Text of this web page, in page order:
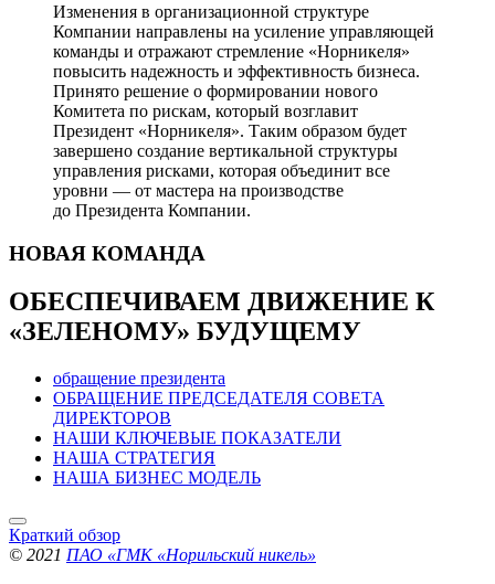
Изменения в организационной структуре
Компании направлены на усиление управляющей
команды и отражают стремление «Норникеля»
повысить надежность и эффективность бизнеса.
Принято решение о формировании нового
Комитета по рискам, который возглавит
Президент «Норникеля». Таким образом будет
завершено создание вертикальной структуры
управления рисками, которая объединит все
уровни — от мастера на производстве
до Президента Компании.
НОВАЯ КОМАНДА
ОБЕСПЕЧИВАЕМ ДВИЖЕНИЕ К
«ЗЕЛЕНОМУ» БУДУЩЕМУ
обращение президента
ОБРАЩЕНИЕ ПРЕДСЕДАТЕЛЯ СОВЕТА
ДИРЕКТОРОВ
НАШИ КЛЮЧЕВЫЕ ПОКАЗАТЕЛИ
НАША СТРАТЕГИЯ
НАША БИЗНЕС МОДЕЛЬ
Краткий обзор
© 2021 ПАО «ГМК «Норильский никель»